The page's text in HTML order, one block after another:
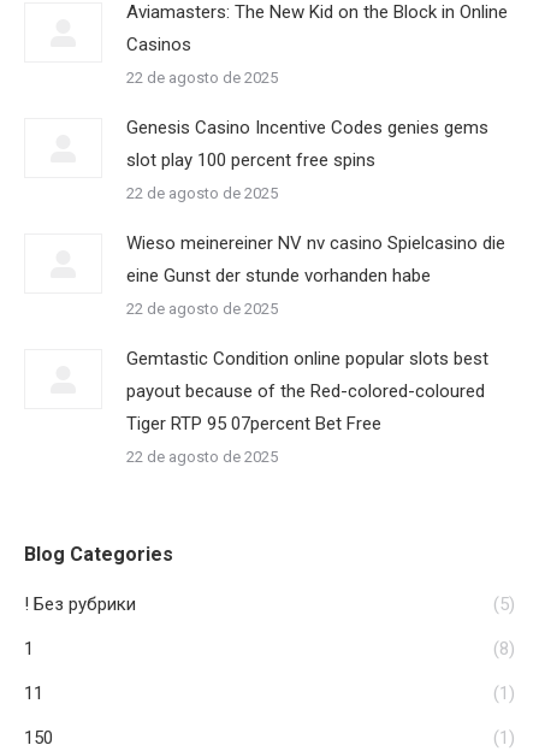
Aviamasters: The New Kid on the Block in Online
Casinos
22 de agosto de 2025
Genesis Casino Incentive Codes genies gems
slot play 100 percent free spins
22 de agosto de 2025
Wieso meinereiner NV nv casino Spielcasino die
eine Gunst der stunde vorhanden habe
22 de agosto de 2025
Gemtastic Condition online popular slots best
payout because of the Red-colored-coloured
Tiger RTP 95 07percent Bet Free
22 de agosto de 2025
Blog Categories
! Без рубрики (5)
1 (8)
11 (1)
150 (1)